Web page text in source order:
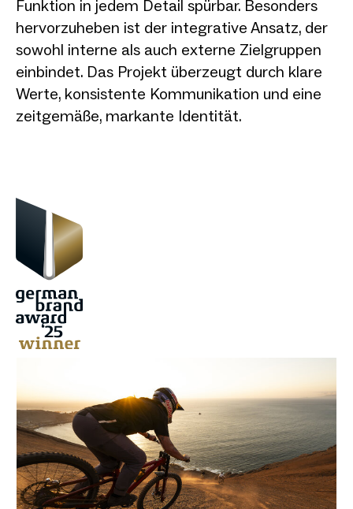
Funktion in jedem Detail spürbar. Besonders
hervorzuheben ist der integrative Ansatz, der
sowohl interne als auch externe Zielgruppen
einbindet. Das Projekt überzeugt durch klare
Werte, konsistente Kommunikation und eine
zeitgemäße, markante Identität.